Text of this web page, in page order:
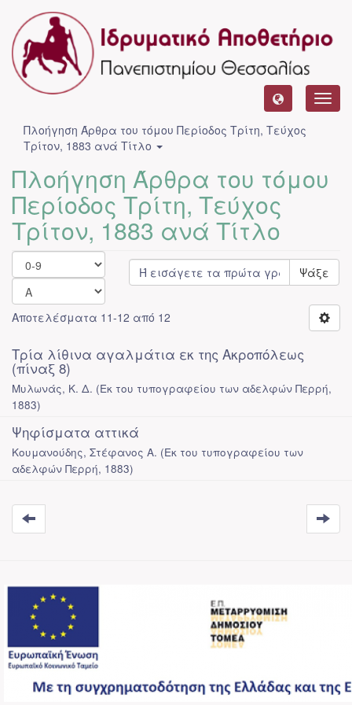
Πλοήγηση Άρθρα του τόμου Περίοδος Τρίτη, Τεύχος
Τρίτον, 1883 ανά Τίτλο
Πλοήγηση Άρθρα του τόμου
Περίοδος Τρίτη, Τεύχος
Τρίτον, 1883 ανά Τίτλο
Ψάξε
Αποτελέσματα 11-12 από 12
Τρία λίθινα αγαλμάτια εκ της Ακροπόλεως
(πίναξ 8)
Μυλωνάς, Κ. Δ. (Εκ του τυπογραφείου των αδελφών Περρή,
1883)
Ψηφίσματα αττικά
Κουμανούδης, Στέφανος Α. (Εκ του τυπογραφείου των
αδελφών Περρή, 1883)